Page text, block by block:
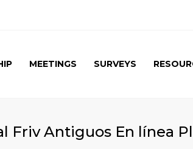
MEETINGS
AUTUMN MEETING
(FIRST) 2016
SURVEYS
CAG SURVEY 2 RESULT (
Antiguos En línea